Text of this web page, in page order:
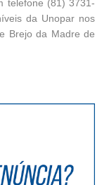
telefone (81) 3731-
da Unopar nos
Brejo da Madre de